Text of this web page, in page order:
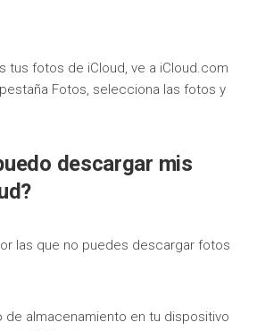
tus fotos de iCloud, ve a iCloud.com
Fotos, selecciona las fotos y
descargar mis
las que no puedes descargar fotos
de almacenamiento en tu dispositivo